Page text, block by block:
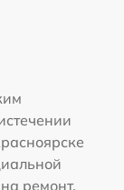
ремонт,